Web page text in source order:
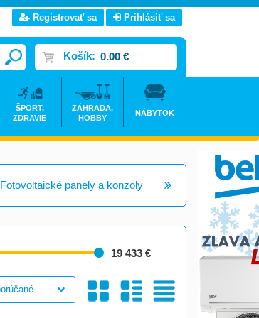
Fotovoltaické panely a konzoly
19 433 €
Registrovať sa Prihlásiť sa
Košík: 0.00 €
ŠPORT,
ZDRAVIE
ZÁHRADA,
HOBBY
NÁBYTOK